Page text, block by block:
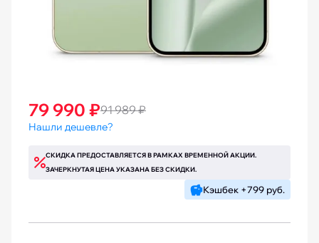
79 990 ₽91 989 ₽
Нашли дешевле?
СКИДКА ПРЕДОСТАВЛЯЕТСЯ В РАМКАХ ВРЕМЕННОЙ АКЦИИ.
ЗАЧЕРКНУТАЯ ЦЕНА УКАЗАНА БЕЗ СКИДКИ.
Кэшбек +799 руб.